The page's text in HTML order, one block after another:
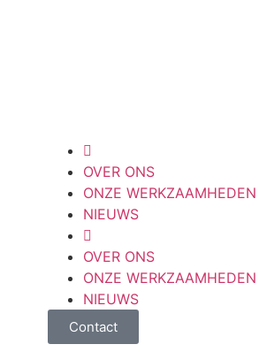
OVER ONS
ONZE WERKZAAMHEDEN
NIEUWS
OVER ONS
ONZE WERKZAAMHEDEN
NIEUWS
Contact